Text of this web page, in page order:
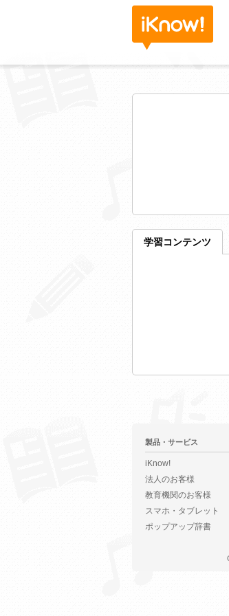
学習コンテンツ
製品・サービス
iKnow!
法人のお客様
教育機関のお客様
スマホ・タブレット
ポップアップ辞書